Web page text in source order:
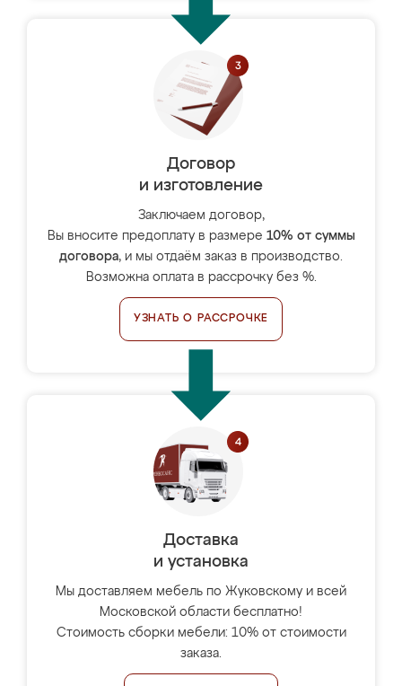
Договор
и изготовление
Заключаем договор,
Вы вносите предоплату в размере 10% от суммы
договора, и мы отдаём заказ в производство.
Возможна оплата в рассрочку без %.
УЗНАТЬ О РАССРОЧКЕ
Доставка
и установка
Мы доставляем мебель по Жуковскому и всей
Московской области бесплатно!
Стоимость сборки мебели: 10% от стоимости
заказа.